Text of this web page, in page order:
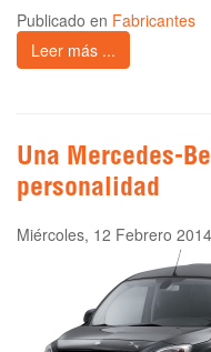
Publicado en Fabricantes
Leer más ...
Una Mercedes-
personalidad
Miércoles, 12 Febrero